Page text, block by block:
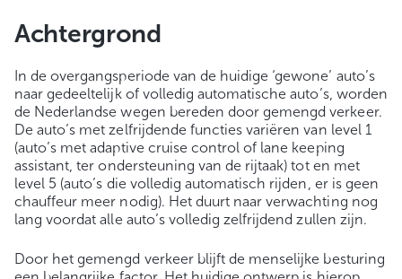
Achtergrond
In de overgangsperiode van de huidige ‘gewone’ auto’s
naar gedeeltelijk of volledig automatische auto’s, worden
de Nederlandse wegen bereden door gemengd verkeer.
De auto’s met zelfrijdende functies variëren van level 1
(auto’s met adaptive cruise control of lane keeping
assistant, ter ondersteuning van de rijtaak) tot en met
level 5 (auto’s die volledig automatisch rijden, er is geen
chauffeur meer nodig). Het duurt naar verwachting nog
lang voordat alle auto’s volledig zelfrijdend zullen zijn.
Door het gemengd verkeer blijft de menselijke besturing